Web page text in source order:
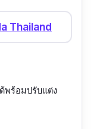
Thailand
พร้อมปรับแต่ง